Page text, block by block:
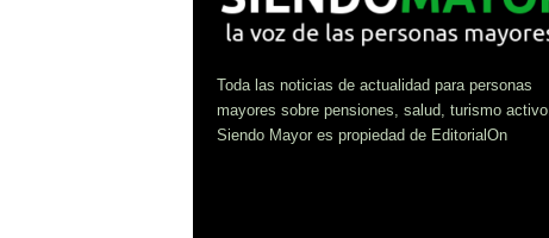
Toda las noticias de actualidad para personas
mayores sobre pensiones, salud, turismo activo.
Siendo Mayor es propiedad de EditorialOn